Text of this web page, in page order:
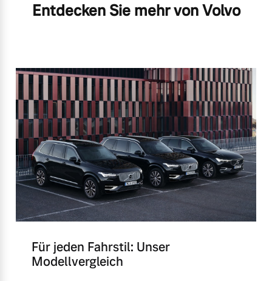
Entdecken Sie mehr von Volvo
Für jeden Fahrstil: Unser
Modellvergleich